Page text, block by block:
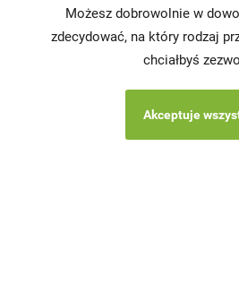
Możesz dobrowolnie w
zdecydować, na który rodzaj
chciałbyś
Akceptuje